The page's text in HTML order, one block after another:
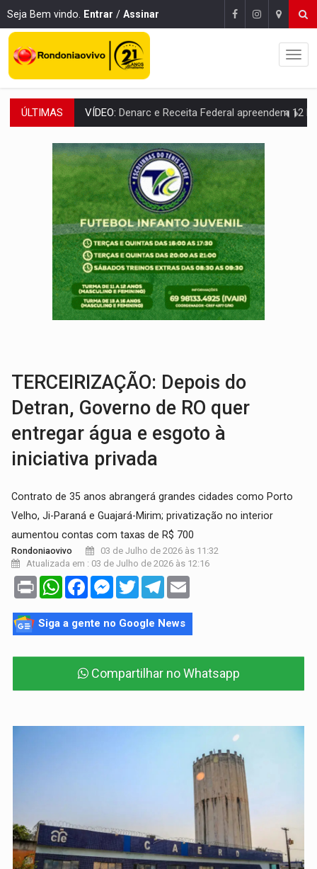
Seja Bem vindo. Entrar / Assinar
ÚLTIMAS OPERAÇÃO DA PC:Membros do CV são presos com armas e drogas após
ENTRADA GRATUITA:Espetáculo As Marias Somos Nós será
VÍDEO: Três são presos após furto de motocicleta em frente
CELEBRAÇÃO:Cerejeiras completa 43 anos de emancipação com
SAÚDE:Anvisa desmente boato sobre presença de plástico ou
VÍDEO:Pitbulls fogem de residência e atacam casal de idosos
AÇÃO CONJUNTA:Forças policiais apreendem cerca de 1kg de
PF ESTÁ APURANDO:Flávio Bolsonaro escolhe Alfredo Gaspar como vice, alvo de
Denarc e Receita Federal apreendem 12 kg de skunk e arma que
TERCEIRIZAÇÃO: Depois do
Detran, Governo de RO quer
entregar água e esgoto à
iniciativa privada
Contrato de 35 anos abrangerá grandes cidades como Porto
Velho, Ji-Paraná e Guajará-Mirim; privatização no interior
aumentou contas com taxas de R$ 700
Rondoniaovivo
03 de Julho de 2026 às 11:32
Atualizada em : 03 de Julho de 2026 às 12:16
Print WhatsAppFacebookMessenger
TwitterTelegram
Siga a gente no Google News
Compartilhar no Whatsapp